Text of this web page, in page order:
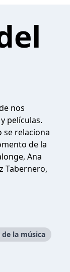
nos
películas.
se relaciona
de la
Ana
Tabernero,
la música